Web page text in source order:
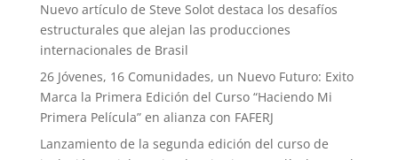
Nuevo artículo de Steve Solot destaca los desafíos
estructurales que alejan las producciones
internacionales de Brasil
26 Jóvenes, 16 Comunidades, un Nuevo Futuro: Exito
Marca la Primera Edición del Curso “Haciendo Mi
Primera Película” en alianza con FAFERJ
Lanzamiento de la segunda edición del curso de